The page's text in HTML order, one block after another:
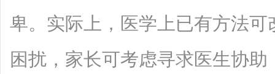
卑。实际上，医学上已有方法
困扰，家长可考虑寻求医生协